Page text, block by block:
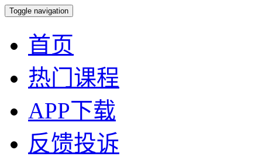
Toggle navigation
首页
热门课程
APP下载
反馈投诉